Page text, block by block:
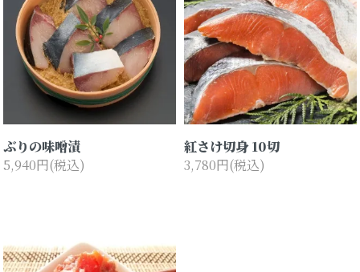
ぶりの味噌漬
5,940円(税込)
紅さけ切身 10切
3,780円(税込)